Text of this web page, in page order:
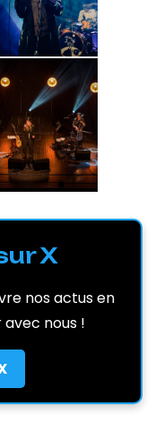
X
nos actus en
nous !